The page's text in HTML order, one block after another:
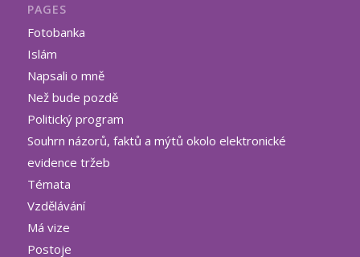
PAGES
Fotobanka
Islám
Napsali o mně
Než bude pozdě
Politický program
Souhrn názorů, faktů a mýtů okolo elektronické
evidence tržeb
Témata
Vzdělávání
Má vize
Postoje